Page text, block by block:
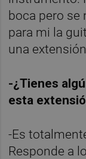
boca pero se
para mi la
una
-¿Tienes
esta
-Es
Responde a